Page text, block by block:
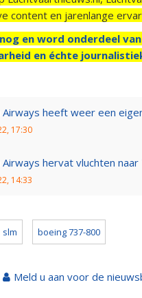
content en jarenlange
en word onderdeel
en échte
Airways heeft weer een
17:30
Airways hervat vluchten naar
14:33
slm boeing 737-800
Meld u aan voor de